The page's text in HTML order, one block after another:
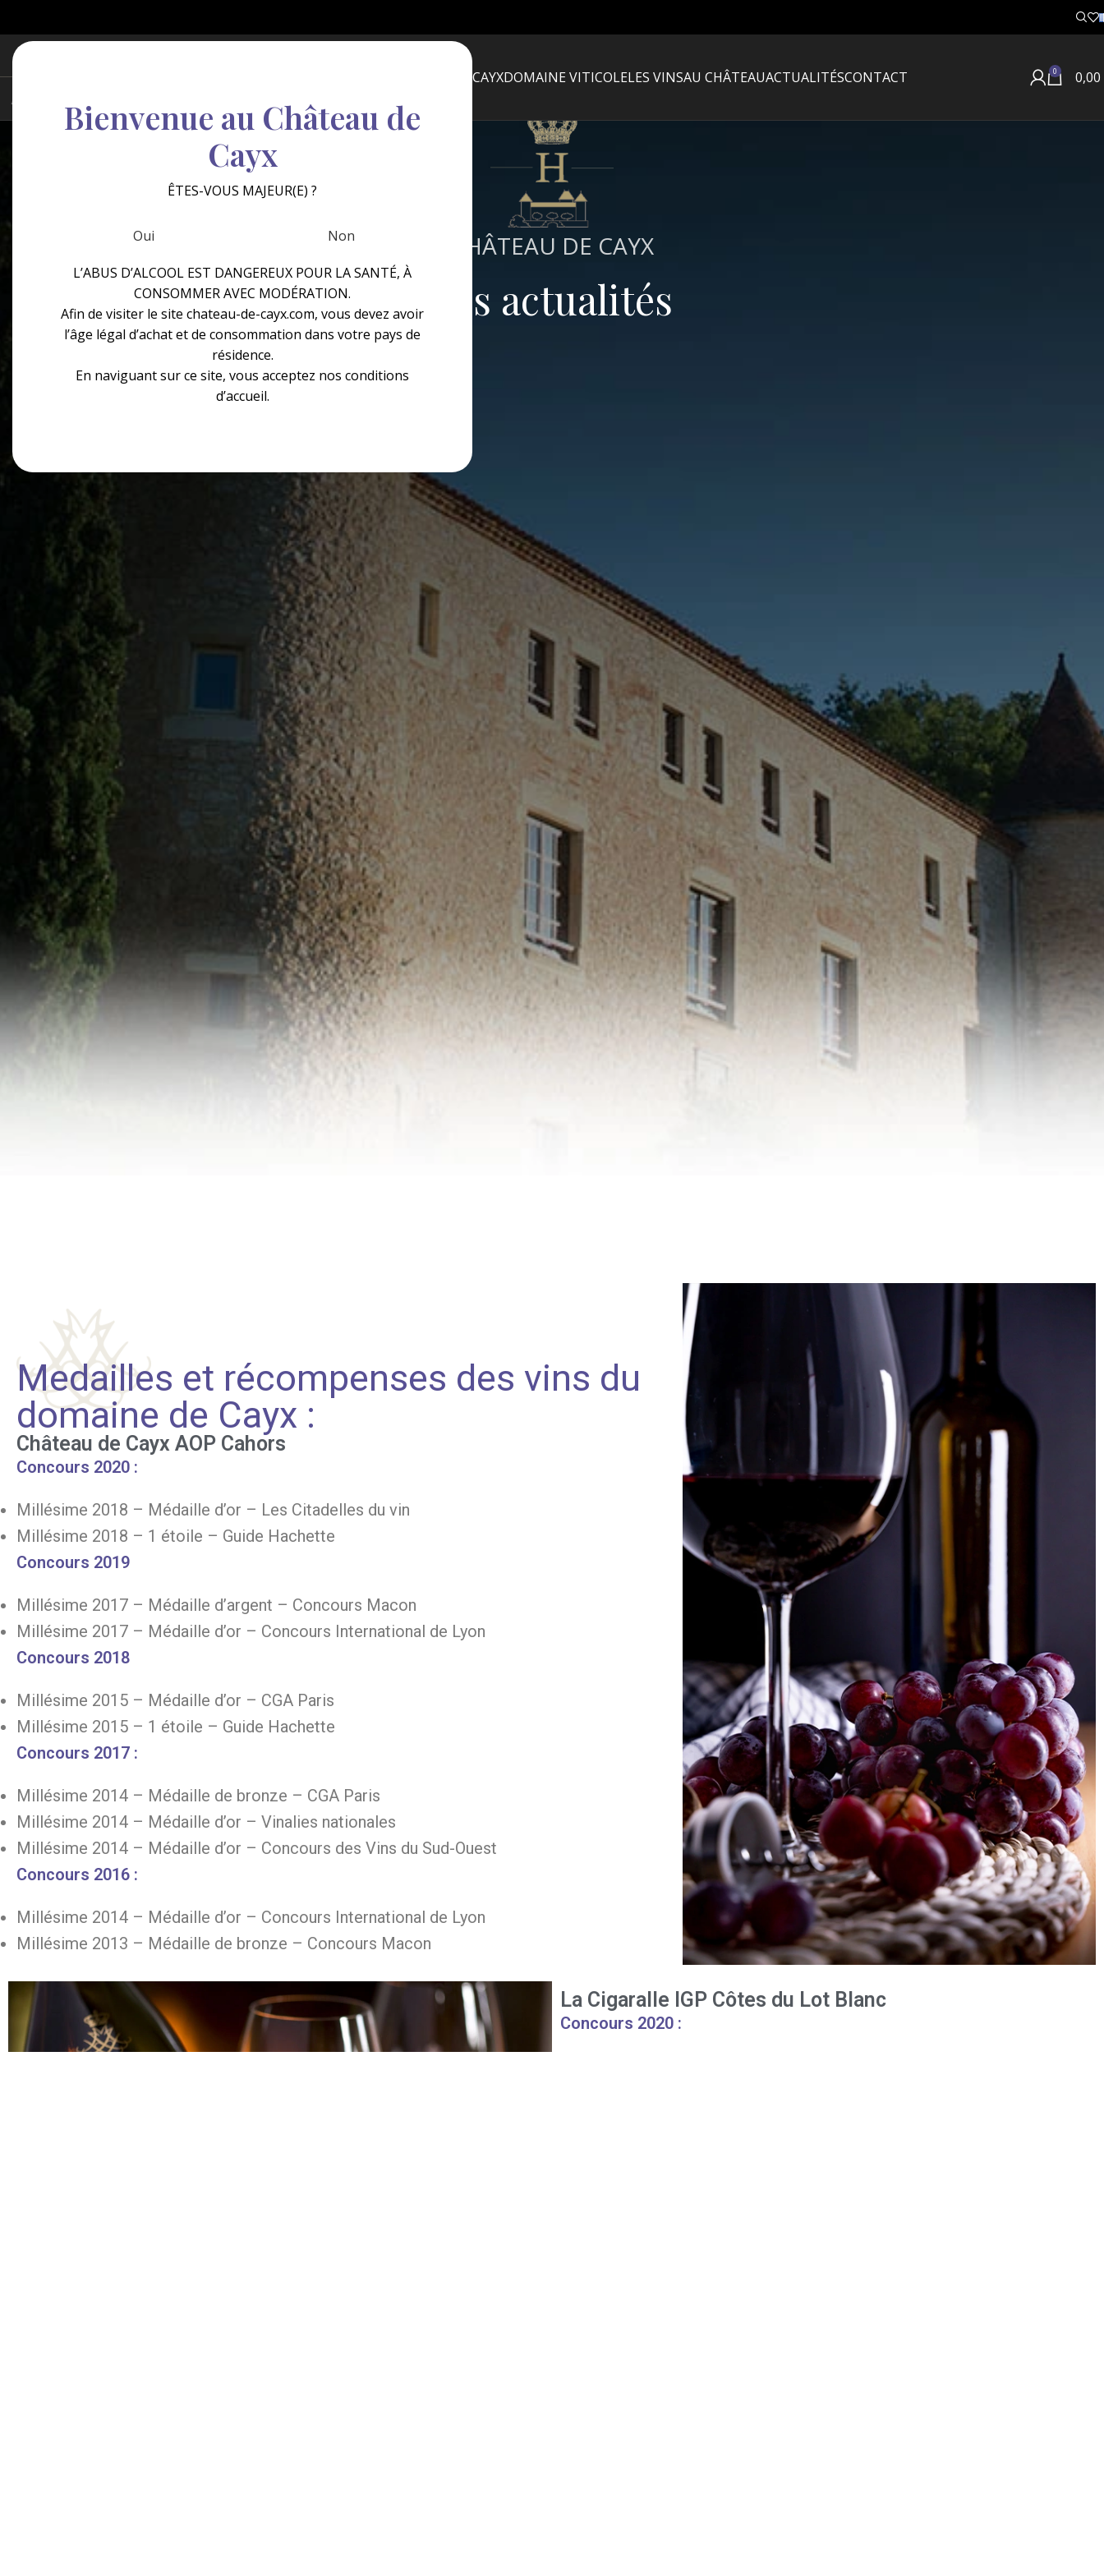
Bienvenue au Château de
Cayx
ÊTES-VOUS MAJEUR(E) ?
Oui Non
L’ABUS D’ALCOOL EST DANGEREUX POUR LA SANTÉ, À
CONSOMMER AVEC MODÉRATION.
Afin de visiter le site chateau-de-cayx.com, vous devez avoir
l’âge légal d’achat et de consommation dans votre pays de
résidence.
En naviguant sur ce site, vous acceptez nos conditions
d’accueil.
LE CHATEAU DE CAYXDOMAINE VITICOLELES VINSAU CHÂTEAUACTUALITÉSCONTACT 0 0,00
CHÂTEAU DE CAYX
Les actualités
Medailles et récompenses des vins du
domaine de Cayx :
Château de Cayx AOP Cahors
Concours 2020 :
Millésime 2018 – Médaille d’or – Les Citadelles du vin
Millésime 2018 – 1 étoile – Guide Hachette
Concours 2019
Millésime 2017 – Médaille d’argent – Concours Macon
Millésime 2017 – Médaille d’or – Concours International de Lyon
Concours 2018
Millésime 2015 – Médaille d’or – CGA Paris
Millésime 2015 – 1 étoile – Guide Hachette
Concours 2017 :
Millésime 2014 – Médaille de bronze – CGA Paris
Millésime 2014 – Médaille d’or – Vinalies nationales
Millésime 2014 – Médaille d’or – Concours des Vins du Sud-Ouest
Concours 2016 :
Millésime 2014 – Médaille d’or – Concours International de Lyon
Millésime 2013 – Médaille de bronze – Concours Macon
La Cigaralle IGP Côtes du Lot Blanc
Concours 2020 :